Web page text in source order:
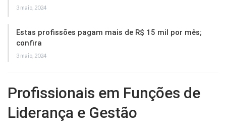
3 maio, 2024
Estas profissões pagam mais de R$ 15 mil por mês;
confira
3 maio, 2024
Profissionais em Funções de
Liderança e Gestão